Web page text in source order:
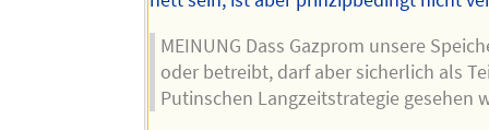
MEINUNG Dass Gazprom unsere
oder betreibt, darf aber sicherlich als
Putinschen Langzeitstrategie gesehen